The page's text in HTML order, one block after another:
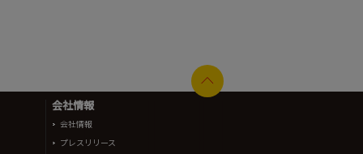
会社情報
会社情報
プレスリリース